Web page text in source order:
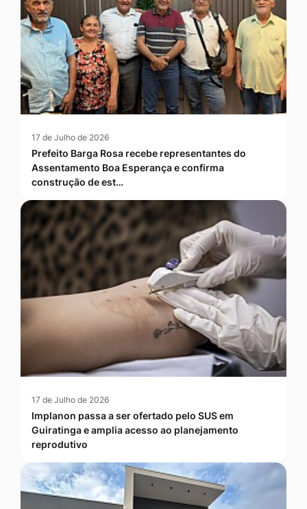
17 de Julho de 2026
Prefeito Barga Rosa recebe representantes do
Assentamento Boa Esperança e confirma
construção de est…
17 de Julho de 2026
Implanon passa a ser ofertado pelo SUS em
Guiratinga e amplia acesso ao planejamento
reprodutivo